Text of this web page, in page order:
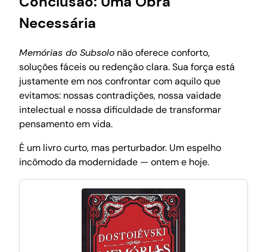
Necessária
Memórias do Subsolo não oferece conforto,
soluções fáceis ou redenção clara. Sua força está
justamente em nos confrontar com aquilo que
evitamos: nossas contradições, nossa vaidade
intelectual e nossa dificuldade de transformar
pensamento em vida.
É um livro curto, mas perturbador. Um espelho
incômodo da modernidade — ontem e hoje.